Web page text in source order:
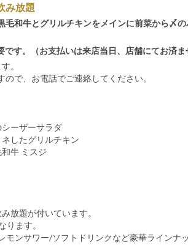
み放題
毛和牛とグリルチキンをメインに前菜から〆
です。（お支払いは来店当日、店舗にてお済ま
。
で、お電話でご連絡してください。
シーザーサラダ
ネしたグリルチキン
牛 ミスジ
放題が付いています。
ります。
モンサワー/ソフトドリンクなど豪華ラインナ